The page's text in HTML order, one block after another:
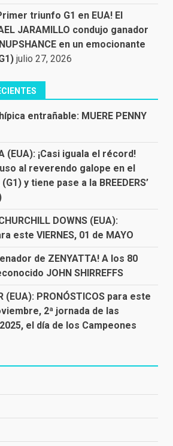
triunfo G1 en EUA! El
JARAMILLO condujo ganador
en un emocionante
julio 27, 2026
entrañable: MUERE PENNY
(EUA): ¡Casi iguala el récord!
al reverendo galope en el
y tiene pase a la BREEDERS’
DOWNS (EUA):
este VIERNES, 01 de MAYO
de ZENYATTA! A los 80
JOHN SHIRREFFS
(EUA): PRONÓSTICOS para este
2ª jornada de las
2025, el día de los Campeones